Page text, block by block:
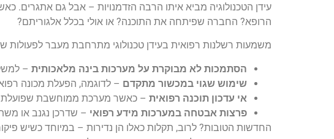
עידן הטכנולוגיה מביא איתו הרבה הזדמנויות – אבל גם
הרופא? החברה שפיתחה את התוכנה? או אולי בכלל אלגוריתם?
משמעות רשלנות רפואית בעידן טכנולוגי מתרחבת מעבר
הסתמכות לא מבוקרת על מערכות בינה מלאכותית –
שימוש שגוי במכשור מתקדם – לדוגמה, הפעלת מכונה
אי עדכון תוכנה רפואית – כאשר מערכת ממוחשבת שפועלת
פרצות אבטחה במערכות מידע רפואי – שדרכן נגנב או
החדשות הטובות? לרוב, תקלות כאלו הן נדירות – במיוחד כשיש